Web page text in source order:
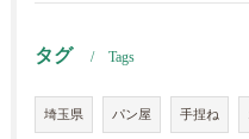
タグ Tags
埼玉県 パン屋 手捏ね